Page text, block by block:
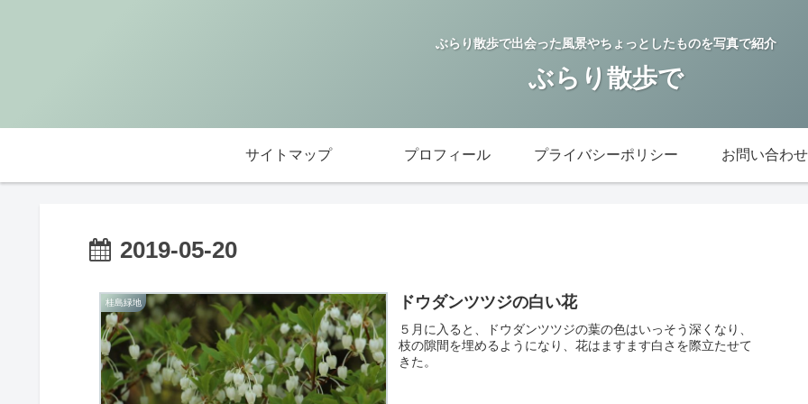
ぶらり散歩で出会った風景やちょっとしたものを写真で紹介
ぶらり散歩で
サイトマップ プロフィール プライバシーポリシー お問い合わせ
2019-05-20
桂島緑地 ドウダンツツジの白い花
５月に入ると、ドウダンツツジの葉の色はいっそう深くなり、
枝の隙間を埋めるようになり、花はますます白さを際立たせて
きた。